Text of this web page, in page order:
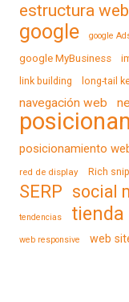
estructura web
google google
google MyBusiness
link building long-tail
navegación web
posicionamiento
red de display Rich
SERP social
tendencias
web responsive web